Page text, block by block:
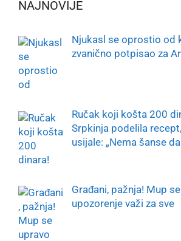
NAJNOVIJE
Njukasl se oprostio od
zvanično potpisao za
Ručak koji košta 200
Srpkinja podelila
usijale: „Nema šanse
Građani, pažnja! Mup
upozorenje važi za sve